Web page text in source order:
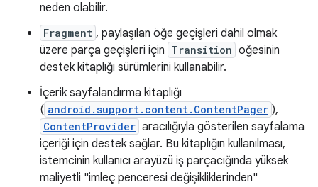
neden olabilir.
Fragment , paylaşılan öğe geçişleri dahil olmak
üzere parça geçişleri için Transition öğesinin
destek kitaplığı sürümlerini kullanabilir.
İçerik sayfalandırma kitaplığı
( android.support.content.ContentPager ),
ContentProvider aracılığıyla gösterilen sayfalama
içeriği için destek sağlar. Bu kitaplığın kullanılması,
istemcinin kullanıcı arayüzü iş parçacığında yüksek
maliyetli "imleç penceresi değişikliklerinden"